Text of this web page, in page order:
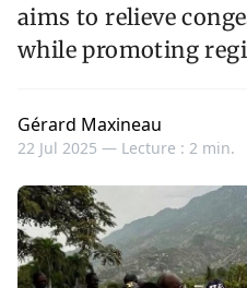
aims to relieve
while promoting
Gérard Maxineau
22 Jul 2025 — Lecture : 2 min.